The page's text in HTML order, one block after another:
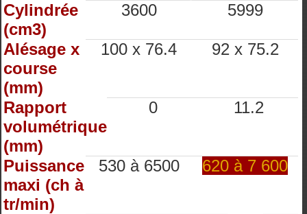
Cylindrée
(cm3)
3600 5999
Alésage x
course
(mm)
100 x 76.4 92 x 75.2
Rapport
volumétrique
(mm)
0 11.2
Puissance
maxi (ch à
tr/min)
530 à 6500 620 à 7 600